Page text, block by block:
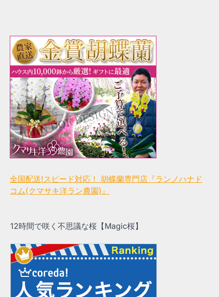
全国配送!スピード対応！ 胡蝶蘭専門店『ランノハナド
コム(クマサキ洋ラン農園)』
12時間で咲く不思議な桜【Magic桜】